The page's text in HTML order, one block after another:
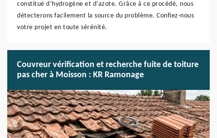
constitué d’hydrogène et d’azote. Grâce à ce procédé, nous
détecterons facilement la source du problème. Confiez-nous
votre projet en toute sérénité.
Couvreur vérification et recherche fuite de toiture
pas cher à Moisson : KR Ramonage